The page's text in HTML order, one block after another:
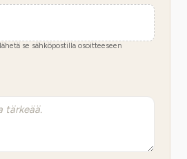
se sähköpostilla osoitteeseen